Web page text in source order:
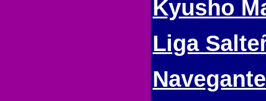
Kyusho
Liga